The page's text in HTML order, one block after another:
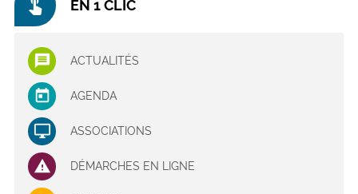
touch_app EN 1 CLIC
ACTUALITÉS
AGENDA
ASSOCIATIONS
DÉMARCHES EN LIGNE